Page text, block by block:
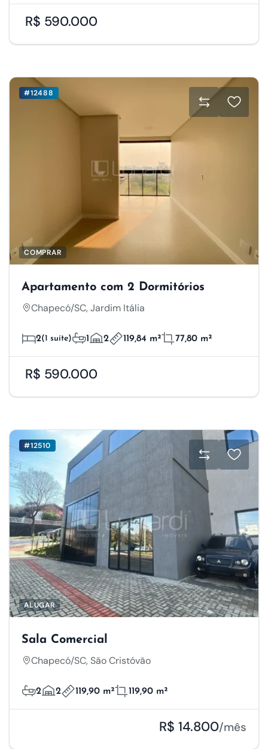
R$ 590.000
#12488
COMPRAR
Apartamento com 2 Dormitórios
Chapecó/SC, Jardim Itália
2(1 suíte) 1 2 119,84 m² 77,80 m²
R$ 590.000
#12510
ALUGAR
Sala Comercial
Chapecó/SC, São Cristóvão
2 2 119,90 m² 119,90 m²
R$ 14.800/mês